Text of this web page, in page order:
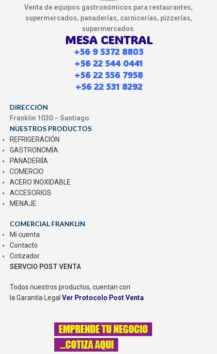
Venta de equipos gastronómicos para restaurantes,
supermercados, panaderías, carnicerías, pizzerías,
supermercados.
MESA CENTRAL
+56 9 5372 8803
+56 22 544 0441
+56 22 556 7958
+56 22 531 8292
DIRECCIÓN
Franklin 1030 – Santiago
NUESTROS PRODUCTOS
REFRIGERACIÓN
GASTRONOMÍA
PANADERIÍA
COMERCIO
ACERO INOXIDABLE
ACCESORIOS
MENAJE
COMERCIAL FRANKLIN
Mi cuenta
Contacto
Cotizador
SERVCIO POST VENTA
Todos nuestros productos, cuentan con
la Garantía Legal Ver Protocolo Post Venta